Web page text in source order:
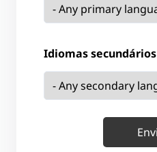
Idiomas secundários